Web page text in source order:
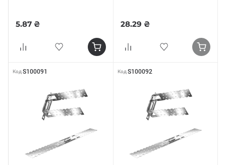
5.87 ₴ 28.29 ₴
Код S100091 Код S100092